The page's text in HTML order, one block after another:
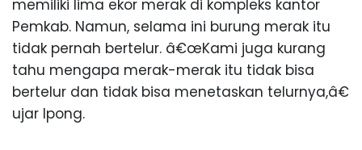
memiliki lima ekor merak di kompleks kantor
Pemkab. Namun, selama ini burung merak itu
tidak pernah bertelur. â€œKami juga kurang
tahu mengapa merak-merak itu tidak bisa
bertelur dan tidak bisa menetaskan telurnya,â€
ujar Ipong.